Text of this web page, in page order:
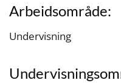
Arbeidsområde:
Undervisning